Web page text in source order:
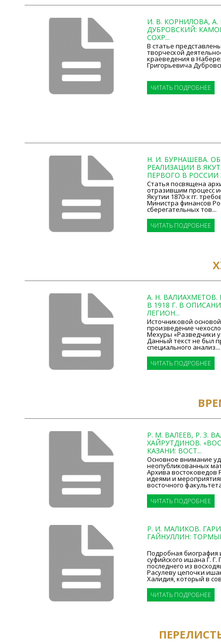
И. В. КОРНИЛОВА, А.
ДУБРОВСКИЙ:
СОХР...
В статье
творческой
краеведения в
Григорьевича
ЧИТАТЬ ПОДРОБНЕЕ
Н. И. БУРНАШЕВА.
РЕАЛИЗАЦИИ В
ПЕРВОГО В РОССИИ
Статья посвящена
отразившим процесс
Якутии 1870-х гг.
Министра финансов
сберегательных тов...
ЧИТАТЬ ПОДРОБНЕЕ
А. Н.
В 1918 Г. В
ЛЕГИОН...
Источниковой
произведение
Мехуры «Разведчики у
Данный текст не был
специального анализ...
ЧИТАТЬ ПОДРОБНЕЕ
Р. М. ВАЛЕЕВ, Р. З.
ХАЙРУТДИНОВ.
КАЗАНИ: ВОСТ...
Основное внимание
неопубликованных
Архива востоковедов
идеями и
восточного
ЧИТАТЬ ПОДРОБНЕЕ
Р. И. МАЛИКОВ.
ГАЙНУЛЛИН:
Подробная биография
суфийского ишана Г. Г.
последнего из
Расулеву цепочки
Халидия, который в
ЧИТАТЬ ПОДРОБНЕЕ